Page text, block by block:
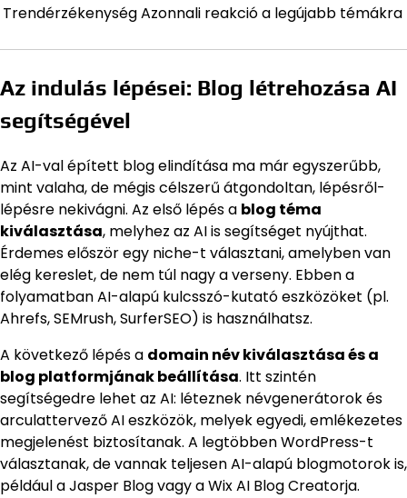
TrendérzékenységAzonnali reakció a legújabb témákra
Az indulás lépései: Blog létrehozása AI
segítségével
Az AI-val épített blog elindítása ma már egyszerűbb,
mint valaha, de mégis célszerű átgondoltan, lépésről-
lépésre nekivágni. Az első lépés a blog téma
kiválasztása, melyhez az AI is segítséget nyújthat.
Érdemes először egy niche-t választani, amelyben van
elég kereslet, de nem túl nagy a verseny. Ebben a
folyamatban AI-alapú kulcsszó-kutató eszközöket (pl.
Ahrefs, SEMrush, SurferSEO) is használhatsz.
A következő lépés a domain név kiválasztása és a
blog platformjának beállítása. Itt szintén
segítségedre lehet az AI: léteznek névgenerátorok és
arculattervező AI eszközök, melyek egyedi, emlékezetes
megjelenést biztosítanak. A legtöbben WordPress-t
választanak, de vannak teljesen AI-alapú blogmotorok is,
például a Jasper Blog vagy a Wix AI Blog Creatorja.